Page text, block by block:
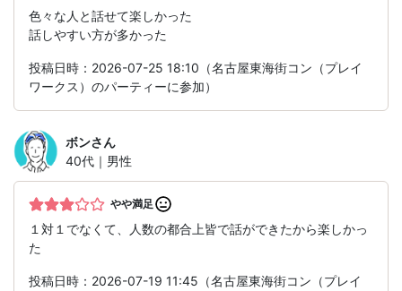
色々な人と話せて楽しかった
話しやすい方が多かった
投稿日時：2026-07-25 18:10（名古屋東海街コン（プレイ
ワークス）のパーティーに参加）
ボンさん
40代｜男性
やや満足
１対１でなくて、人数の都合上皆で話ができたから楽しかっ
た
投稿日時：2026-07-19 11:45（名古屋東海街コン（プレイ